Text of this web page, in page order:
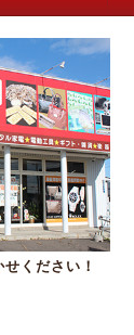
ください！